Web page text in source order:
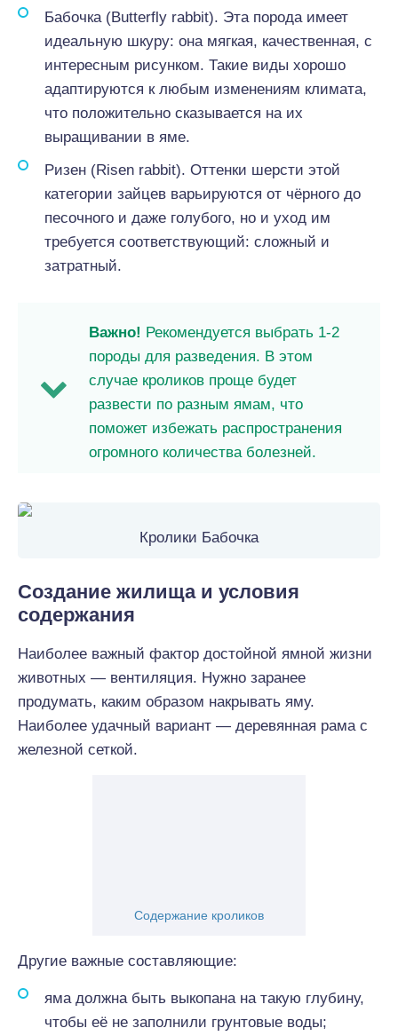
Бабочка (Butterfly rabbit). Эта порода имеет
идеальную шкуру: она мягкая, качественная, с
интересным рисунком. Такие виды хорошо
адаптируются к любым изменениям климата,
что положительно сказывается на их
выращивании в яме.
Ризен (Risen rabbit). Оттенки шерсти этой
категории зайцев варьируются от чёрного до
песочного и даже голубого, но и уход им
требуется соответствующий: сложный и
затратный.
Важно! Рекомендуется выбрать 1-2
породы для разведения. В этом
случае кроликов проще будет
развести по разным ямам, что
поможет избежать распространения
огромного количества болезней.
Кролики Бабочка
Создание жилища и условия
содержания
Наиболее важный фактор достойной ямной жизни
животных — вентиляция. Нужно заранее
продумать, каким образом накрывать яму.
Наиболее удачный вариант — деревянная рама с
железной сеткой.
Содержание кроликов
Другие важные составляющие:
яма должна быть выкопана на такую глубину,
чтобы её не заполнили грунтовые воды;